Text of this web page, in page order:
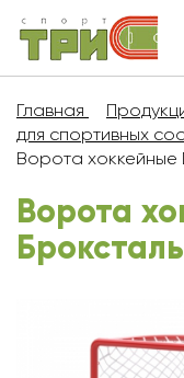
Главная
для спортивных
Ворота хоккейные
Ворота
Броксталь